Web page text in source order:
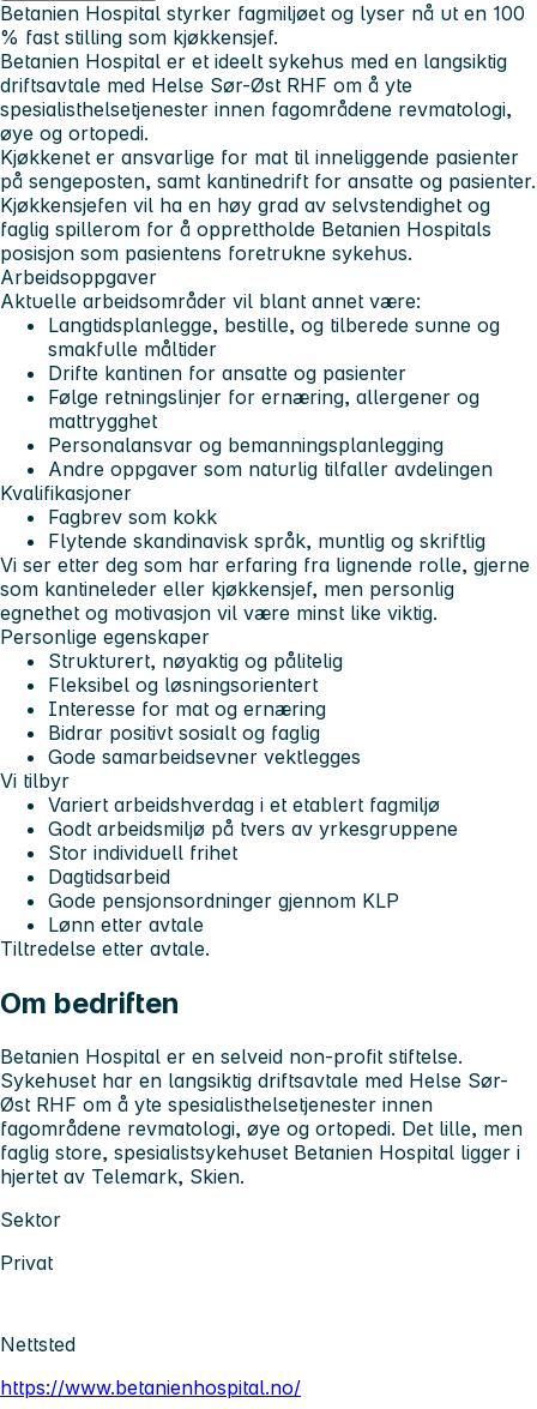
Betanien Hospital styrker fagmiljøet og lyser nå ut en 100
% fast stilling som kjøkkensjef.
Betanien Hospital er et ideelt sykehus med en langsiktig
driftsavtale med Helse Sør-Øst RHF om å yte
spesialisthelsetjenester innen fagområdene revmatologi,
øye og ortopedi.
Kjøkkenet er ansvarlige for mat til inneliggende pasienter
på sengeposten, samt kantinedrift for ansatte og pasienter.
Kjøkkensjefen vil ha en høy grad av selvstendighet og
faglig spillerom for å opprettholde Betanien Hospitals
posisjon som pasientens foretrukne sykehus.
Arbeidsoppgaver
Aktuelle arbeidsområder vil blant annet være:
Langtidsplanlegge, bestille, og tilberede sunne og
smakfulle måltider
Drifte kantinen for ansatte og pasienter
Følge retningslinjer for ernæring, allergener og
mattrygghet
Personalansvar og bemanningsplanlegging
Andre oppgaver som naturlig tilfaller avdelingen
Kvalifikasjoner
Fagbrev som kokk
Flytende skandinavisk språk, muntlig og skriftlig
Vi ser etter deg som har erfaring fra lignende rolle, gjerne
som kantineleder eller kjøkkensjef, men personlig
egnethet og motivasjon vil være minst like viktig.
Personlige egenskaper
Strukturert, nøyaktig og pålitelig
Fleksibel og løsningsorientert
Interesse for mat og ernæring
Bidrar positivt sosialt og faglig
Gode samarbeidsevner vektlegges
Vi tilbyr
Variert arbeidshverdag i et etablert fagmiljø
Godt arbeidsmiljø på tvers av yrkesgruppene
Stor individuell frihet
Dagtidsarbeid
Gode pensjonsordninger gjennom KLP
Lønn etter avtale
Tiltredelse etter avtale.
Om bedriften
Betanien Hospital er en selveid non-profit stiftelse.
Sykehuset har en langsiktig driftsavtale med Helse Sør-
Øst RHF om å yte spesialisthelsetjenester innen
fagområdene revmatologi, øye og ortopedi. Det lille, men
faglig store, spesialistsykehuset Betanien Hospital ligger i
hjertet av Telemark, Skien.
Sektor
Privat
Nettsted
https://www.betanienhospital.no/